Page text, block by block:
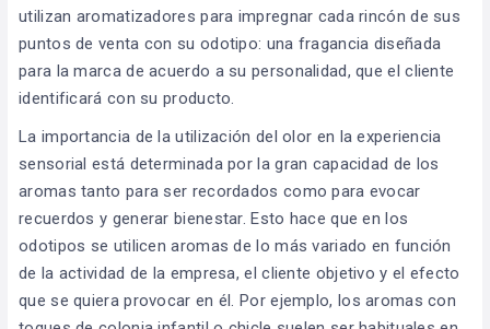
utilizan aromatizadores para impregnar cada rincón de sus
puntos de venta con su odotipo: una fragancia diseñada
para la marca de acuerdo a su personalidad, que el cliente
identificará con su producto.
La importancia de la utilización del olor en la experiencia
sensorial está determinada por la gran capacidad de los
aromas tanto para ser recordados como para evocar
recuerdos y generar bienestar. Esto hace que en los
odotipos se utilicen aromas de lo más variado en función
de la actividad de la empresa, el cliente objetivo y el efecto
que se quiera provocar en él. Por ejemplo, los aromas con